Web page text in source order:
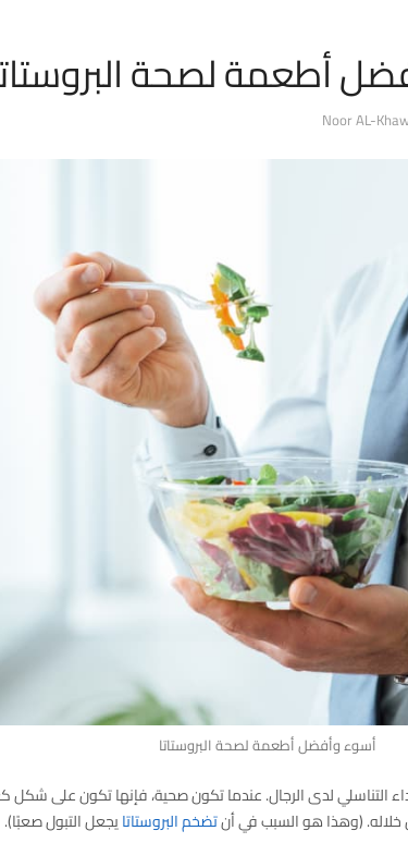
أطعمة لصحة
Noor AL-
أسوء وأفضل أطعمة لصحة البروستاتا
التناسلي لدى الرجال. عندما تكون صحية، فإنها تكون على
خلاله. (وهذا هو السبب في أنتضخم البروستاتايجعل التبول صعبًا).